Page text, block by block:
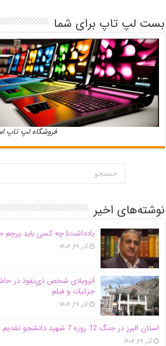
بست لپ تاپ برای شما
فروشگاه لپ تاپ
نوشته‌های اخیر
یادداشت| ‌چه کسی باید پرچم
آذر ۲۹, ۱۴۰۴
اَبَر‌ویلای شخص ذی‌نفوذ در
جزئیات و فیلم
آذر ۲۹, ۱۴۰۴
استان البرز در جنگ 12 روزه 7 شهید دانشجو تقدیم انقلاب کرد
آذر ۲۹, ۱۴۰۴